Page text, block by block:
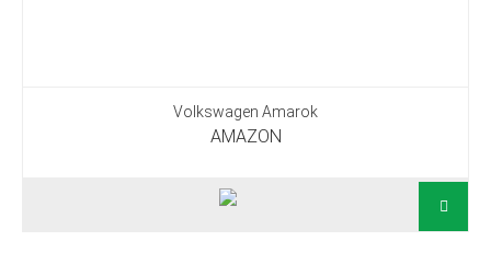
Volkswagen Amarok
AMAZON